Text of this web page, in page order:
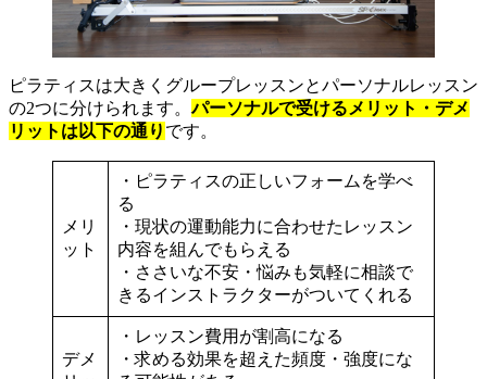
ピラティスは大きくグループレッスンとパーソナルレッスン
の2つに分けられます。パーソナルで受けるメリット・デメ
リットは以下の通り です。
メリ
ット
・ピラティスの正しいフォームを学べ
る
・現状の運動能力に合わせたレッスン
内容を組んでもらえる
・ささいな不安・悩みも気軽に相談で
きるインストラクターがついてくれる
デメ
・レッスン費用が割高になる
・求める効果を超えた頻度・強度にな